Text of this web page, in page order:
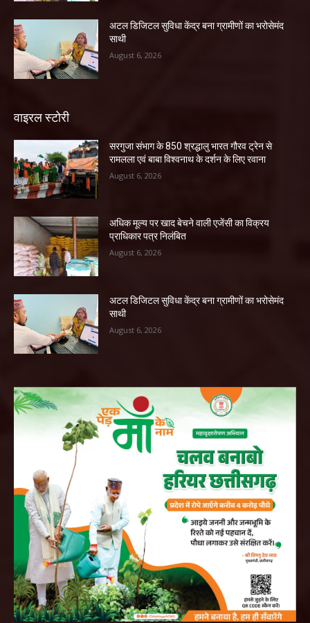
अटल डिजिटल सुविधा केंद्र बना ग्रामीणों का भरोसेमंद
साथी
August 6, 2026
वाइरल स्टोरी
सरगुजा संभाग के 850 श्रद्धालु भारत गौरव ट्रेन से
रामलला एवं बाबा विश्वनाथ के दर्शन के लिए रवाना
August 6, 2026
अधिक मूल्य पर खाद बेचने वाली एजेंसी का विक्रय
प्राधिकार पत्र निलंबित
August 6, 2026
अटल डिजिटल सुविधा केंद्र बना ग्रामीणों का भरोसेमंद
साथी
August 6, 2026